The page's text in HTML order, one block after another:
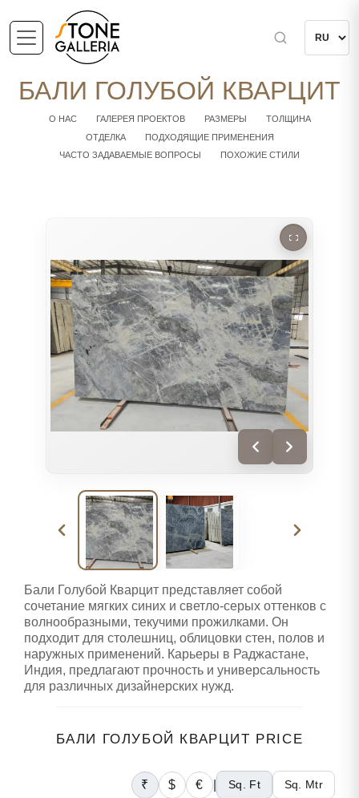
БАЛИ ГОЛУБОЙ КВАРЦИТ
О НАС ГАЛЕРЕЯ ПРОЕКТОВ РАЗМЕРЫ
ТОЛЩИНА
ОТДЕЛКА
ПОДХОДЯЩИЕ ПРИМЕНЕНИЯ
ЧАСТО ЗАДАВАЕМЫЕ ВОПРОСЫ
ПОХОЖИЕ СТИЛИ
Бали Голубой Кварцит представляет собой
сочетание мягких синих и светло-серых оттенков с
волнообразными, текучими прожилками. Он
подходит для столешниц, облицовки стен, полов и
наружных применений. Карьеры в Раджастане,
Индия, предлагают прочность и универсальность
для различных дизайнерских нужд.
БАЛИ ГОЛУБОЙ КВАРЦИТ PRICE
₹ $ € Sq. Ft Sq. Mtr